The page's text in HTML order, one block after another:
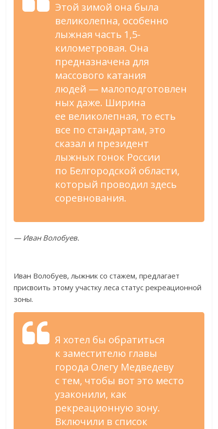
Этой зимой она была
великолепна, особенно
лыжная часть 1,5-
километровая. Она
предназначена для
массового катания
людей — малоподготовлен
ных даже. Ширина
ее великолепная, то есть
все по стандартам, это
сказал и президент
лыжных гонок России
по Белгородской области,
который проводил здесь
соревнования.
— Иван Волобуев.
Иван Волобуев, лыжник со стажем, предлагает
присвоить этому участку леса статус рекреационной
зоны.
Я хотел бы обратиться
к заместителю главы
города Олегу Медведеву
с тем, чтобы вот это место
узаконили, как
рекреационную зону.
Включили в список